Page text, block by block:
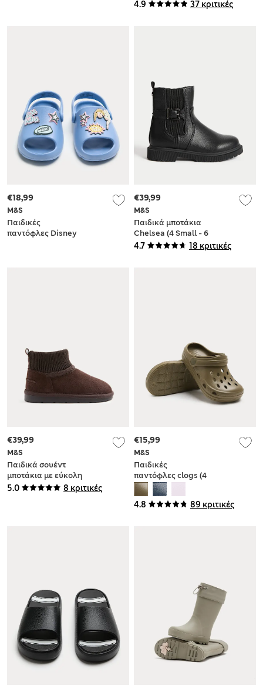
4.9 37 κριτικές
Small - 7 Large)
M&S
Παιδικές
παντόφλες Disney
€18,99
4.7 18 κριτικές
M&S
Παιδικά μποτάκια
Chelsea (4 Small - 6
Large)
€39,99
5.0 8 κριτικές
M&S
Παιδικά σουέντ
μποτάκια με εύκολη
εφαρμογή (4 Small -
€39,99
4.8 89 κριτικές
M&S
Παιδικές
παντόφλες clogs (4
Small-7 Large)
€15,99